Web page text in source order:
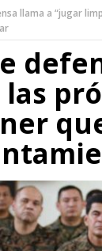
llama a “jugar